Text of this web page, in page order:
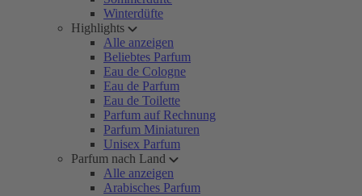
Winterdüfte
Highlights
Alle anzeigen
Beliebtes Parfum
Eau de Cologne
Eau de Parfum
Eau de Toilette
Parfum auf Rechnung
Parfum Miniaturen
Unisex Parfum
Parfum nach Land
Alle anzeigen
Arabisches Parfum